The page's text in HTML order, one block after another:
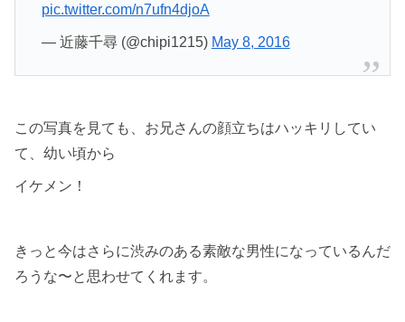
pic.twitter.com/n7ufn4djoA
— 近藤千尋 (@chipi1215) May 8, 2016
この写真を見ても、お兄さんの顔立ちはハッキリしてい
て、幼い頃から
イケメン！
きっと今はさらに渋みのある素敵な男性になっているんだ
ろうな〜と思わせてくれます。